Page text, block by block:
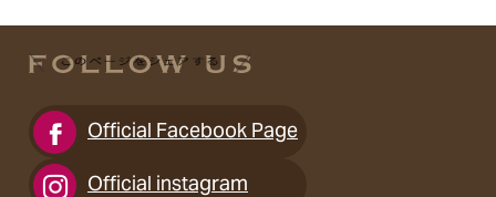
Official Facebook Page
Official instagram